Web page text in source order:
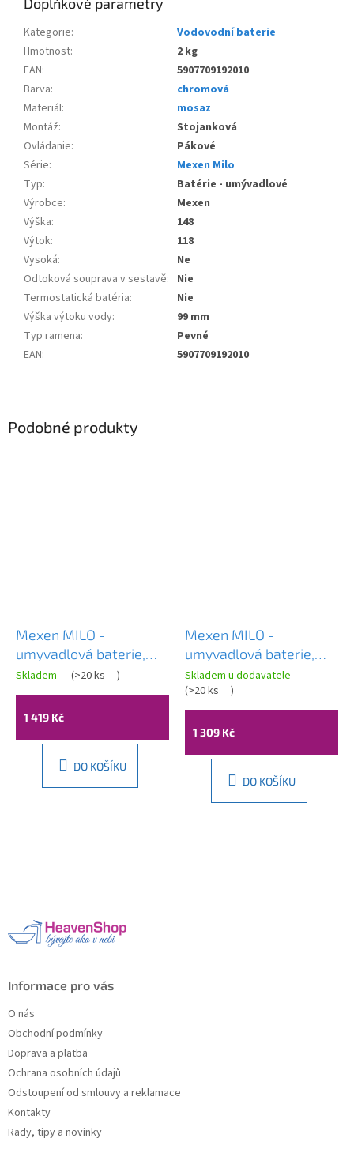
Kategorie:
Vodovodní baterie
Hmotnost:
2 kg
EAN:
5907709192010
Barva:
chromová
Materiál:
mosaz
Montáž:
Stojanková
Ovládanie:
Pákové
Série:
Mexen Milo
Typ:
Batérie - umývadlové
Výrobce:
Mexen
Výška:
148
Výtok:
118
Vysoká:
Ne
Odtoková souprava v sestavě: Nie
Termostatická batéria:
Nie
Výška výtoku vody:
99 mm
Typ ramena:
Pevné
EAN: 5907709192010
Podobné produkty
Mexen MILO -
umyvadlová baterie,
zlatá, 71300-50
Skladem (>20 ks )
1 419 Kč
DO KOŠÍKU
Mexen MILO -
umyvadlová baterie,
černá,71300-70
Skladem u dodavatele
(>20 ks )
1 309 Kč
DO KOŠÍKU
Informace pro vás
O nás
Obchodní podmínky
Doprava a platba
Ochrana osobních údajů
Odstoupení od smlouvy a reklamace
Kontakty
Rady, tipy a novinky